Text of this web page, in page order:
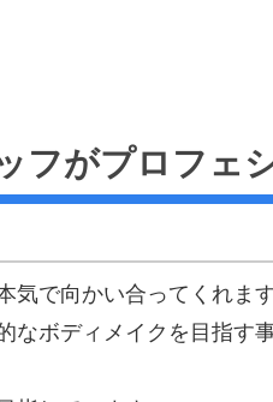
フがプロフェ
気で向かい合ってくれます
なボディメイクを目指す